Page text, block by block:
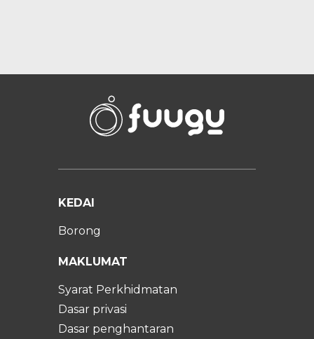
KEDAI
Borong
MAKLUMAT
Syarat Perkhidmatan
Dasar privasi
Dasar penghantaran